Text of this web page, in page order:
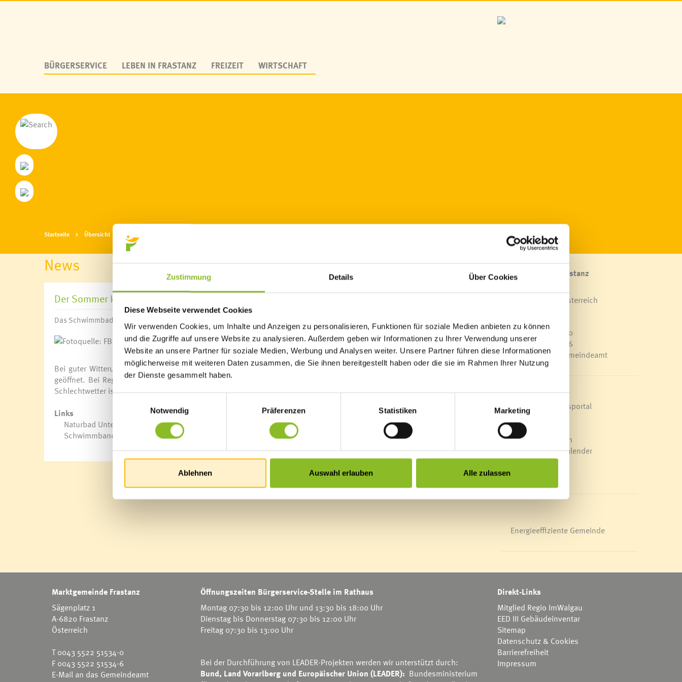
Zustimmung Details Über Cookies
Diese Webseite verwendet Cookies
Wir verwenden Cookies, um Inhalte und Anzeigen zu personalisieren, Funktionen für soziale Medien anbieten zu können
und die Zugriffe auf unsere Website zu analysieren. Außerdem geben wir Informationen zu Ihrer Verwendung unserer
Website an unsere Partner für soziale Medien, Werbung und Analysen weiter. Unsere Partner führen diese Informationen
möglicherweise mit weiteren Daten zusammen, die Sie ihnen bereitgestellt haben oder die sie im Rahmen Ihrer Nutzung
der Dienste gesammelt haben.
Notwendig
Präferenzen Statistiken Marketing
Ablehnen Auswahl erlauben Alle zulassen
BÜRGERSERVICE LEBEN IN FRASTANZ FREIZEIT WIRTSCHAFT
Startseite Übersicht News
News
Der Sommer kann kommen
Das Schwimmbad Felsenau und das Naturbad Untere Au starten am 01. Mai 2025 in die neue Badesaison.
Fotoquelle: FBF/Lisa Mathis
Bei guter Witterung und entsprechenden Temperaturen sind die Frastanzer Freibäder täglich von 09:00 bis 20:00 Uhr
geöffnet. Bei Regen im Juni, Juli und August greift die Schwimm-dich-fit-Garantie im Schwimmbad Felsenau: Auch bei
Schlechtwetter ist in den drei Monaten das Bad von 09:00 bis 12:00 Uhr geöffnet.
Links
Naturbad Untere Au
Schwimmband Felsenau
Marktgemeinde Frastanz
A-6820 Frastanz, Österreich
T0043 5522 51534-0
F 0043 5522 51534-6
E-Mail an das Gemeindeamt
Schnellzugriff
Veröffentlichungsportal
Blackout
Ortsplan
Bürgermeldungen
Veranstaltungskalender
Mediathek
Energieeffiziente Gemeinde
Marktgemeinde Frastanz
Sägenplatz 1
A-6820 Frastanz
Österreich
T0043 5522 51534-0
F 0043 5522 51534-6
E-Mail an das Gemeindeamt
Öffnungszeiten Bürgerservice-Stelle im Rathaus
Montag 07:30 bis 12:00 Uhr und 13:30 bis 18:00 Uhr
Dienstag bis Donnerstag 07:30 bis 12:00 Uhr
Freitag 07:30 bis 13:00 Uhr
Bei der Durchführung von LEADER-Projekten werden wir unterstützt durch:
Bund, Land Vorarlberg und Europäischer Union (LEADER): Bundesministerium
Direkt-Links
Mitglied Regio ImWalgau
EED III Gebäudeinventar
Sitemap
Datenschutz & Cookies
Barrierefreiheit
Impressum